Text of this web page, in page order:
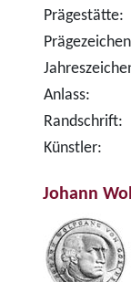
Prägestätte:
Anlass:
Randschrift:
Künstler:
Johann